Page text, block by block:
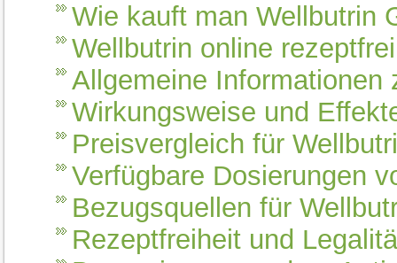
Wie kauft man Wellbutrin
Wellbutrin online
Allgemeine Informationen
Wirkungsweise und
Preisvergleich für
Verfügbare Dosierungen
Bezugsquellen für
Rezeptfreiheit und